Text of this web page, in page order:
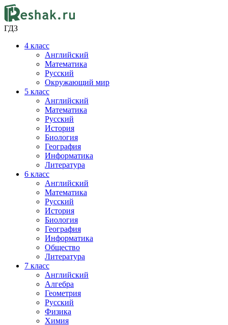
ГДЗ
4 класс
Английский
Математика
Русский
Окружающий мир
5 класс
Английский
Математика
Русский
История
Биология
География
Информатика
Литература
6 класс
Английский
Математика
Русский
История
Биология
География
Информатика
Общество
Литература
7 класс
Английский
Алгебра
Геометрия
Русский
Физика
Химия